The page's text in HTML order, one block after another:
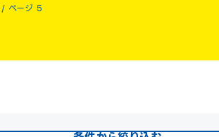
/ ページ 5